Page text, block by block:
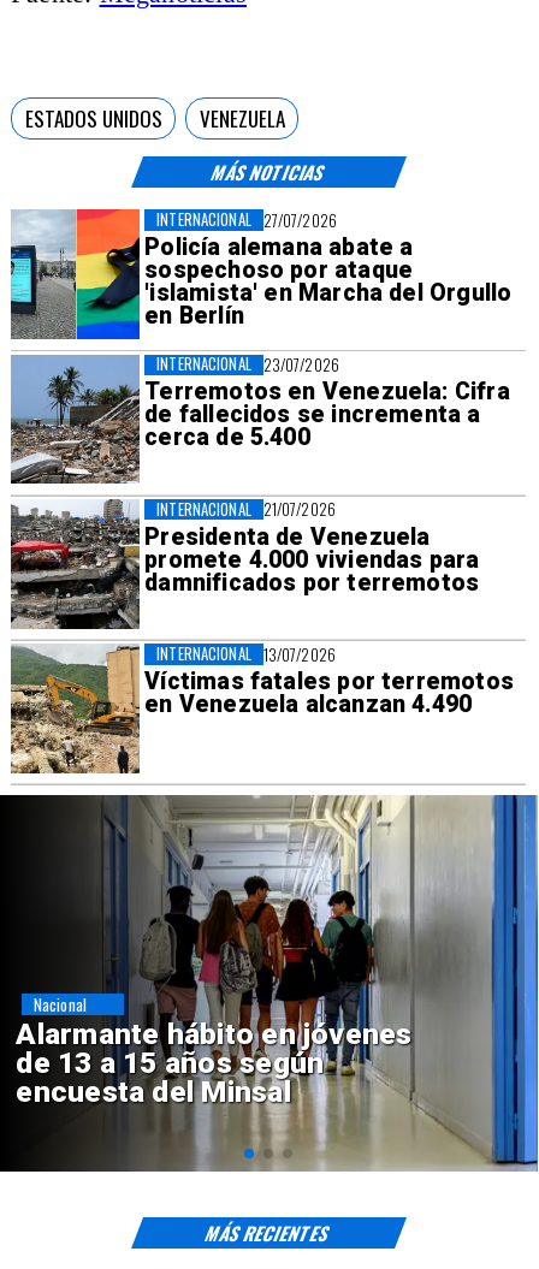
MÁS NOTICIAS
27/07/2026
Policía alemana abate a
sospechoso por ataque
'islamista' en Marcha del Orgullo
en Berlín
INTERNACIONAL
23/07/2026
Terremotos en Venezuela: Cifra
de fallecidos se incrementa a
cerca de 5.400
INTERNACIONAL
21/07/2026
Presidenta de Venezuela
promete 4.000 viviendas para
damnificados por terremotos
INTERNACIONAL
13/07/2026
Víctimas fatales por terremotos
en Venezuela alcanzan 4.490
INTERNACIONAL
ESTADOS UNIDOS VENEZUELA
Aprueban creación del Parque
Sebastián Piñera con inversión
de $4 mil millones
Regiones
MÁS RECIENTES